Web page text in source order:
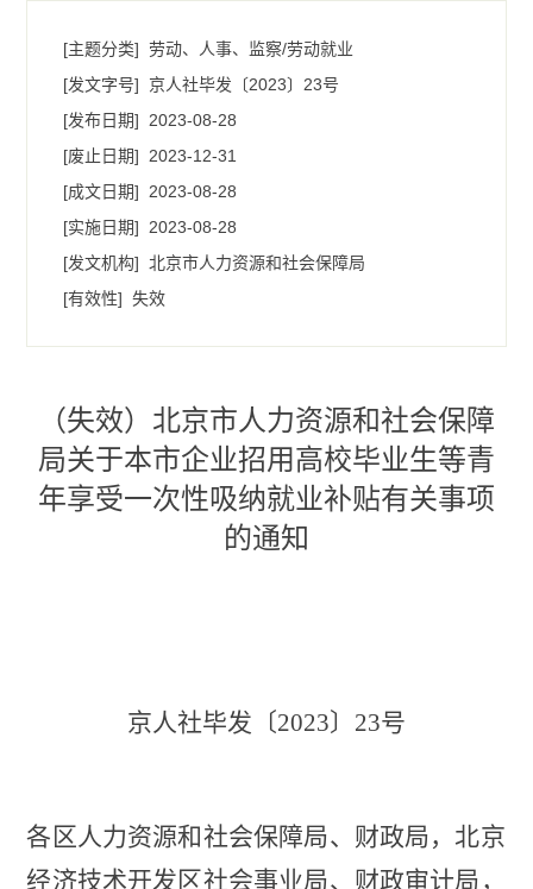
[主题分类] 劳动、人事、监察/劳动就业
[发文字号]
京人社毕发〔2023〕23号
[发布日期]
2023-08-28
[废止日期]
2023-12-31
[成文日期]
2023-08-28
[实施日期]
2023-08-28
[发文机构]
北京市人力资源和社会保障局
[有效性] 失效
（失效）北京市人力资源和社会保障
局关于本市企业招用高校毕业生等青
年享受一次性吸纳就业补贴有关事项
的通知
京人社毕发〔2023〕23号
各区人力资源和社会保障局、财政局，北京
经济技术开发区社会事业局、财政审计局，